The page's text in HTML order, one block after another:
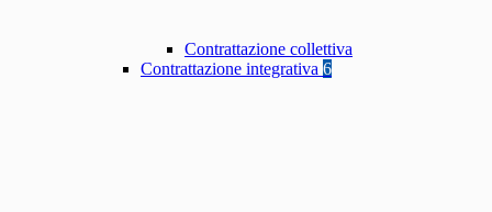
Contrattazione collettiva
Contrattazione integrativa 6